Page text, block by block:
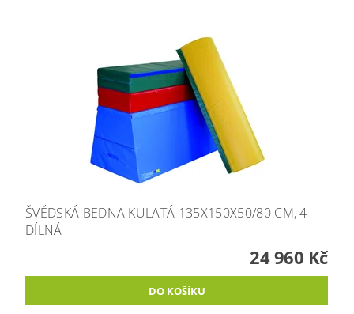
ŠVÉDSKÁ BEDNA KULATÁ 135X150X50/80 CM, 4-
DÍLNÁ
24 960 Kč